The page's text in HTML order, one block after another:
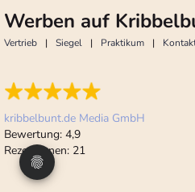
Werben auf
Vertrieb Siegel Praktikum
kribbelbunt.de Media GmbH
Bewertung: 4,9
Rezensionen: 21